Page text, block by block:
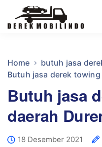
Home
butuh jasa
Butuh jasa derek
Butuh jasa
daerah
18 Desember 2021